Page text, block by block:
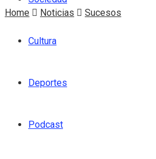
Cultura
Deportes
Podcast
Home Noticias Sucesos